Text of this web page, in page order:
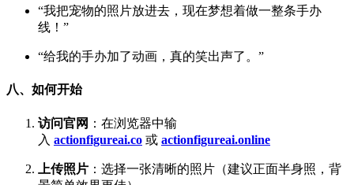
“我把宠物的照片放进去，现在梦想着做一整条手办
线！”
“给我的手办加了动画，真的笑出声了。”
八、如何开始
访问官网 ：在浏览器中输
入 actionfigureai.co 或 actionfigureai.online
上传照片 ：选择一张清晰的照片（建议正面半身照，背